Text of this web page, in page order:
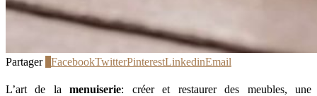
Partager FacebookTwitterPinterestLinkedinEmail
L’art de lamenuiserie: créer et restaurer des meubles, une